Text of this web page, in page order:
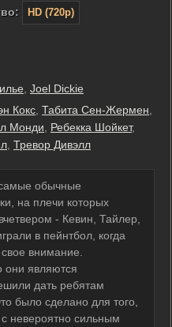
HD (720p)
Joel Dickie
Кокс Табита Сен-Жермен
Монди Ребекка Шойкет,
Тревор Дивэлл
обычные
на плечи которых
- Кевин, Тайлер,
в пейнтбол, когда
внимание.
они являются
дать ребятам
было сделано для того,
невероятно сильным